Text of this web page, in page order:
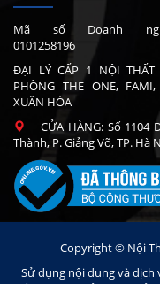
Mã số Doanh
0101258196
ĐẠI LÝ CẤP 1 NỘI THẤT
PHÒNG THE ONE,
XUÂN HÒA
CỬA HÀNG: Số 1104
Thành, P. Giảng Võ, TP. Hà
Copyright © Nội
Sử dụng nội dung và dịch